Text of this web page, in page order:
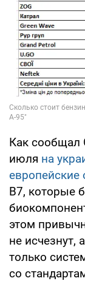
Как сообщал
июля на
европейские
B7, которые
этом
не исчезнут,
только
со